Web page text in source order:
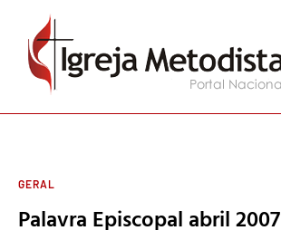
GERAL
Palavra Episcopal abril 2007